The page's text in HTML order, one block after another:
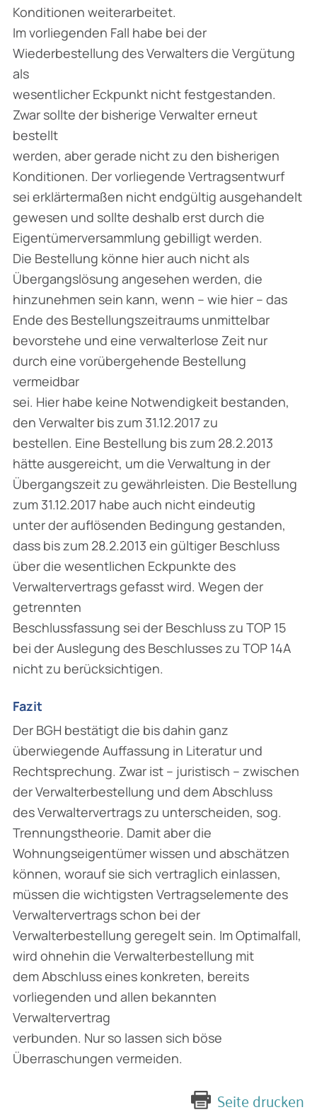
Konditionen weiterarbeitet.
Im vorliegenden Fall habe bei der
Wiederbestellung des Verwalters die Vergütung
als
wesentlicher Eckpunkt nicht festgestanden.
Zwar sollte der bisherige Verwalter erneut
bestellt
werden, aber gerade nicht zu den bisherigen
Konditionen. Der vorliegende Vertragsentwurf
sei erklärtermaßen nicht endgültig ausgehandelt
gewesen und sollte deshalb erst durch die
Eigentümerversammlung gebilligt werden.
Die Bestellung könne hier auch nicht als
Übergangslösung angesehen werden, die
hinzunehmen sein kann, wenn – wie hier – das
Ende des Bestellungszeitraums unmittelbar
bevorstehe und eine verwalterlose Zeit nur
durch eine vorübergehende Bestellung
vermeidbar
sei. Hier habe keine Notwendigkeit bestanden,
den Verwalter bis zum 31.12.2017 zu
bestellen. Eine Bestellung bis zum 28.2.2013
hätte ausgereicht, um die Verwaltung in der
Übergangszeit zu gewährleisten. Die Bestellung
zum 31.12.2017 habe auch nicht eindeutig
unter der auflösenden Bedingung gestanden,
dass bis zum 28.2.2013 ein gültiger Beschluss
über die wesentlichen Eckpunkte des
Verwaltervertrags gefasst wird. Wegen der
getrennten
Beschlussfassung sei der Beschluss zu TOP 15
bei der Auslegung des Beschlusses zu TOP 14A
nicht zu berücksichtigen.
Fazit
Der BGH bestätigt die bis dahin ganz
überwiegende Auffassung in Literatur und
Rechtsprechung. Zwar ist – juristisch – zwischen
der Verwalterbestellung und dem Abschluss
des Verwaltervertrags zu unterscheiden, sog.
Trennungstheorie. Damit aber die
Wohnungseigentümer wissen und abschätzen
können, worauf sie sich vertraglich einlassen,
müssen die wichtigsten Vertragselemente des
Verwaltervertrags schon bei der
Verwalterbestellung geregelt sein. Im Optimalfall,
wird ohnehin die Verwalterbestellung mit
dem Abschluss eines konkreten, bereits
vorliegenden und allen bekannten
Verwaltervertrag
verbunden. Nur so lassen sich böse
Überraschungen vermeiden.
Seite drucken